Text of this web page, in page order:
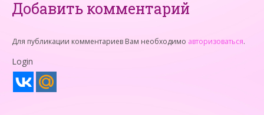
Добавить комментарий
Для публикации комментариев Вам необходимо авторизоваться.
Login